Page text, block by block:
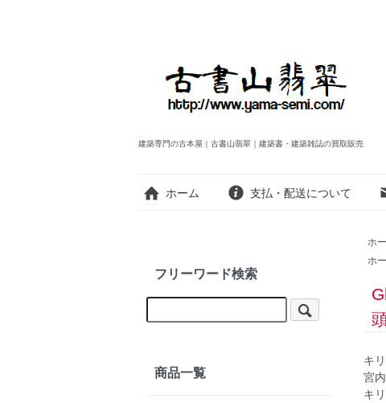
建築専門の古本屋｜古書山翡翠｜建築書・建築雑誌の買取販売
ホーム 支払・配送について
ホ
ホ
キ
宮
キ
フリーワード検索
商品一覧